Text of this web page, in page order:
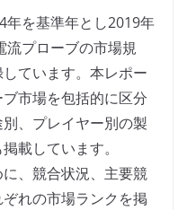
年を基準年とし2019年
流プローブの市場規
ています。本レポー
市場を包括的に区分
、プレイヤー別の製
載しています。
、競合状況、主要競
れの市場ランクを掲